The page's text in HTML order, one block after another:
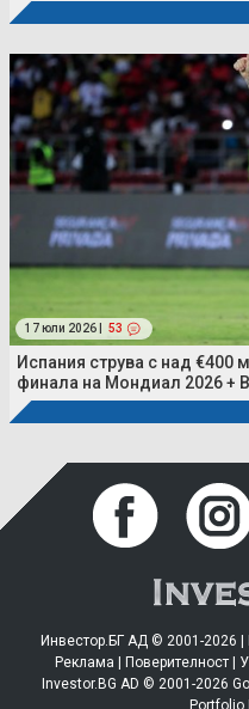
17 юли 2026 | 53
Испания струва с над €400
финала на Мондиал 2026 +
Инвестор.БГ АД © 2001-2026 |
Реклама
Поверителност|
Investor.BG AD © 2001-2026